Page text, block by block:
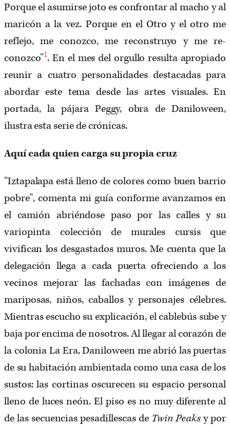
Porque el asumirse joto es confrontar al macho y al
maricón a la vez. Porque en el Otro y el otro me
reflejo, me conozco, me reconstruyo y me re-
conozco”1. En el mes del orgullo resulta apropiado
reunir a cuatro personalidades destacadas para
abordar este tema desde las artes visuales. En
portada, la pájara Peggy, obra de Daniloween,
ilustra esta serie de crónicas.
Aquí cada quien carga su propia cruz
“Iztapalapa está lleno de colores como buen barrio
pobre”, comenta mi guía conforme avanzamos en
el camión abriéndose paso por las calles y su
variopinta colección de murales cursis que
vivifican los desgastados muros. Me cuenta que la
delegación llega a cada puerta ofreciendo a los
vecinos mejorar las fachadas con imágenes de
mariposas, niños, caballos y personajes célebres.
Mientras escucho su explicación, el cablebús sube y
baja por encima de nosotros. Al llegar al corazón de
la colonia La Era, Daniloween me abrió las puertas
de su habitación ambientada como una casa de los
sustos: las cortinas oscurecen su espacio personal
lleno de luces neón. El piso es no muy diferente al
de las secuencias pesadillescas de Twin Peaksy por